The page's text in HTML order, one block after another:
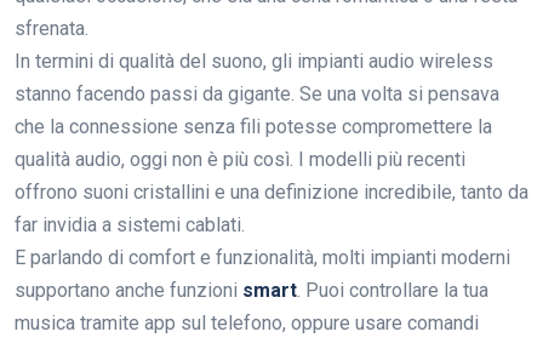
sfrenata.
In termini di qualità del suono, gli impianti audio wireless
stanno facendo passi da gigante. Se una volta si pensava
che la connessione senza fili potesse compromettere la
qualità audio, oggi non è più così. I modelli più recenti
offrono suoni cristallini e una definizione incredibile, tanto da
far invidia a sistemi cablati.
E parlando di comfort e funzionalità, molti impianti moderni
supportano anche funzioni smart. Puoi controllare la tua
musica tramite app sul telefono, oppure usare comandi